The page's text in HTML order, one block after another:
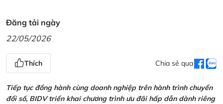
Đăng tải ngày
22/05/2026
Thích Chia sẻ qua
Tiếp tục đồng hành cùng doanh nghiệp trên hành trình chuyển
đổi số, BIDV triển khai chương trình ưu đãi hấp dẫn dành riêng